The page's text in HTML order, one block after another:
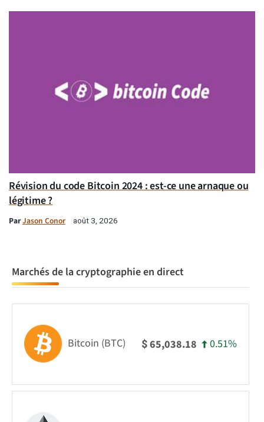
Révision du code Bitcoin 2024 : est-ce une arnaque ou
légitime ?
ParJason Conor août 3, 2026
Marchés de la cryptographie en direct
Bitcoin (BTC) $65,038.18 0.51%